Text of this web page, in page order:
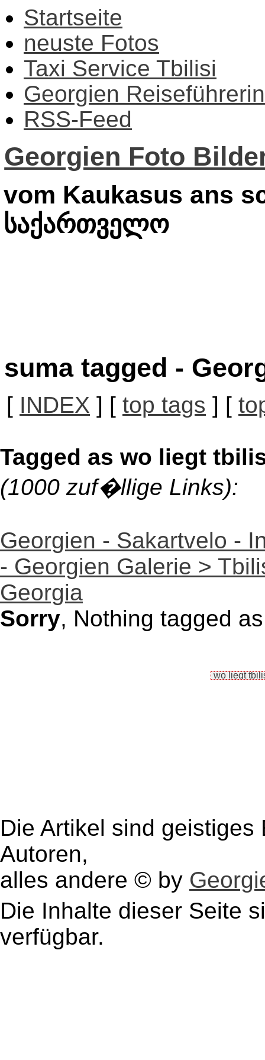
Startseite
neuste Fotos
Taxi Service Tbilisi
Georgien Reiseführerin
RSS-Feed
Georgien Foto
vom Kaukasus ans
საქართველო
suma tagged -
[ INDEX ] [ top tags ] [
Tagged as wo liegt
(1000 zuf�llige Links):
Georgien - Sakartvelo -
- Georgien Galerie >
Georgia
Sorry, Nothing tagged
Die Artikel sind
Autoren,
alles andere © by
Die Inhalte dieser Seite
verfügbar.